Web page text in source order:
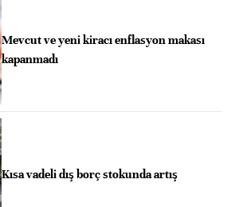
Mevcut ve yeni kiracı enflasyon makası
kapanmadı
Kısa vadeli dış borç stokunda artış